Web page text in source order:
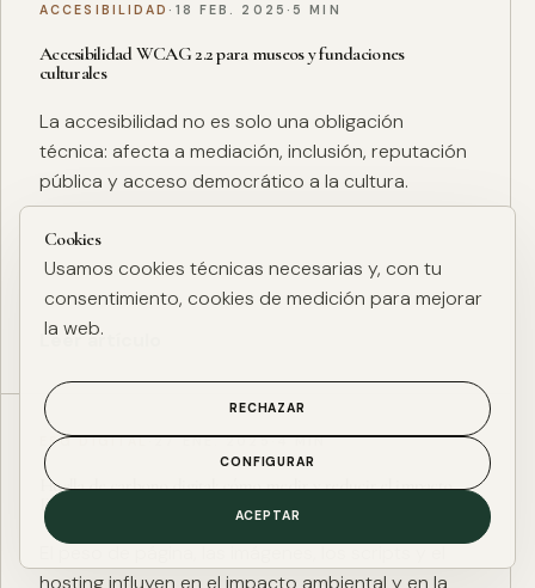
ACCESIBILIDAD · 18 FEB. 2025 · 5 MIN
Accesibilidad WCAG 2.2 para museos y fundaciones
culturales
La accesibilidad no es solo una obligación
técnica: afecta a mediación, inclusión, reputación
pública y acceso democrático a la cultura.
Leer artículo
ESG DIGITAL·27 ENE. 2025·4 MIN
Huella de carbono digital: cómo medir y reducir el impacto
ESG de una web
El peso de página, las imágenes, los scripts y el
hosting influyen en el impacto ambiental y en la
Cookies
Usamos cookies técnicas necesarias y, con tu
consentimiento, cookies de medición para mejorar
la web.
RECHAZAR
CONFIGURAR
ACEPTAR